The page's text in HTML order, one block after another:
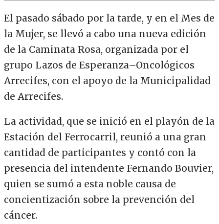
El pasado sábado por la tarde, y en el Mes de
la Mujer, se llevó a cabo una nueva edición
de la Caminata Rosa, organizada por el
grupo Lazos de Esperanza–Oncológicos
Arrecifes, con el apoyo de la Municipalidad
de Arrecifes.
La actividad, que se inició en el playón de la
Estación del Ferrocarril, reunió a una gran
cantidad de participantes y contó con la
presencia del intendente Fernando Bouvier,
quien se sumó a esta noble causa de
concientización sobre la prevención del
cáncer.